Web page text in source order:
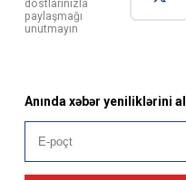
dostlarınızla
paylaşmağı
unutmayın
Anında xəbər yeniliklərini